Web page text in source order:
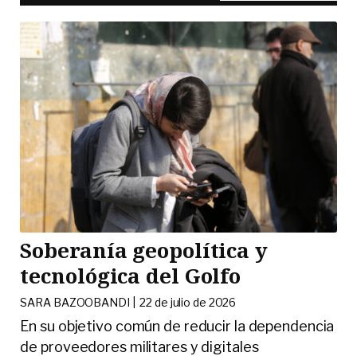
Soberanía geopolítica y
tecnológica del Golfo
SARA BAZOOBANDI |22 de julio de 2026
En su objetivo común de reducir la dependencia
de proveedores militares y digitales